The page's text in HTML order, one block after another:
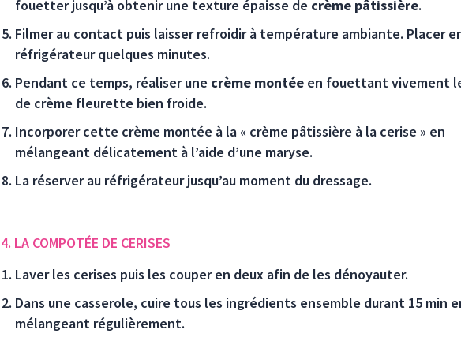
fouetter jusqu’à obtenir une texture épaisse de crème pâtissière.
Filmer au contact puis laisser refroidir à température ambiante. Placer
réfrigérateur quelques minutes.
Pendant ce temps, réaliser une crème montéeen fouettant vivement
de crème fleurette bien froide.
Incorporer cette crème montée à la « crème pâtissière à la cerise » en
mélangeant délicatement à l’aide d’une maryse.
La réserver au réfrigérateur jusqu’au moment du dressage.
4. LA COMPOTÉE DE CERISES
Laver les cerises puis les couper en deux afin de les dénoyauter.
Dans une casserole, cuire tous les ingrédients ensemble durant 15 min
mélangeant régulièrement.